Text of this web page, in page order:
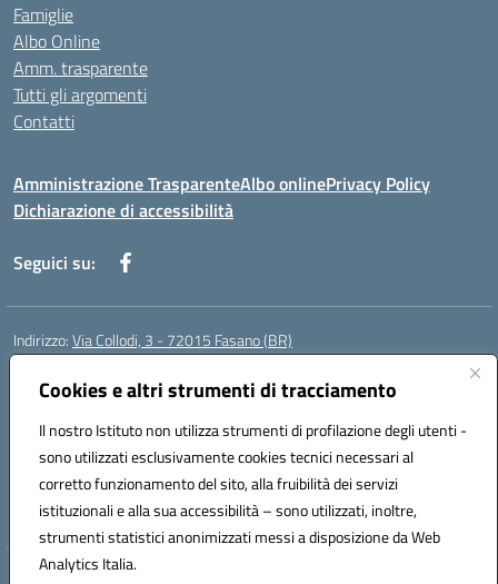
Cookies e altri strumenti di tracciamento
Il nostro Istituto non utilizza strumenti di profilazione degli utenti -
sono utilizzati esclusivamente cookies tecnici necessari al
corretto funzionamento del sito, alla fruibilità dei servizi
istituzionali e alla sua accessibilità – sono utilizzati, inoltre,
strumenti statistici anonimizzati messi a disposizione da Web
Analytics Italia.
Famiglie
Albo Online
Amm. trasparente
Tutti gli argomenti
Contatti
Amministrazione TrasparenteAlbo onlinePrivacy Policy
Dichiarazione di accessibilità
Seguici su:
Indirizzo:Via Collodi, 3 - 72015 Fasano (BR)
Centralino:
Posta elettronica certificata (PEC):bric839004@pec.istruzione.it
Codice fiscale: 90059320748
Codice meccanografico:BRIC839004
Codice Indice delle Pubbliche Amministrazioni (IPA): istsc_bree02200r
Codice unico di fatturazione (CUF): MIL3BD